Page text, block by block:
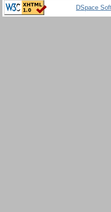
DSpace